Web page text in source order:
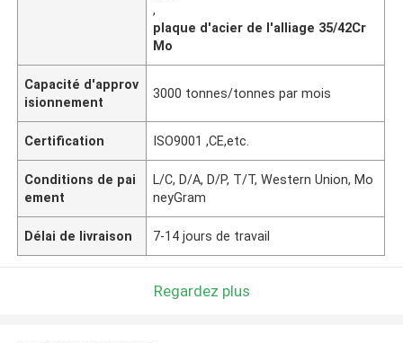
,
plaque d'acier de l'alliage 35/42Cr
Mo
Capacité d'approv
isionnement
3000 tonnes/tonnes par mois
Certification ISO9001 ,CE,etc.
Conditions de pai
ement
L/C, D/A, D/P, T/T, Western Union, Mo
neyGram
Délai de livraison 7-14 jours de travail
Regardez plus